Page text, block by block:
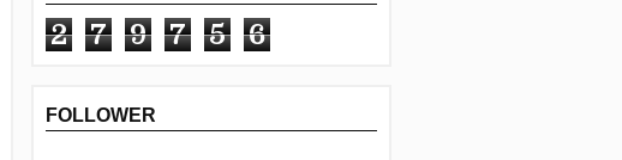
2 7 9 7 5 6
FOLLOWER